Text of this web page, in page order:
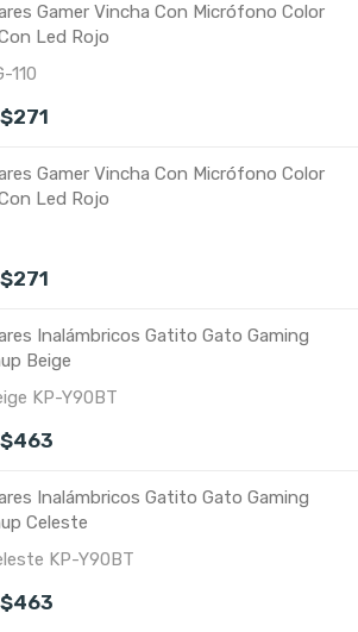
Gamer Vincha Con Micrófono Color
Led Rojo
110
$271
Gamer Vincha Con Micrófono Color
Led Rojo
$271
Inalámbricos Gatito Gato Gaming
Beige
KP-Y90BT
$463
Inalámbricos Gatito Gato Gaming
Celeste
KP-Y90BT
$463